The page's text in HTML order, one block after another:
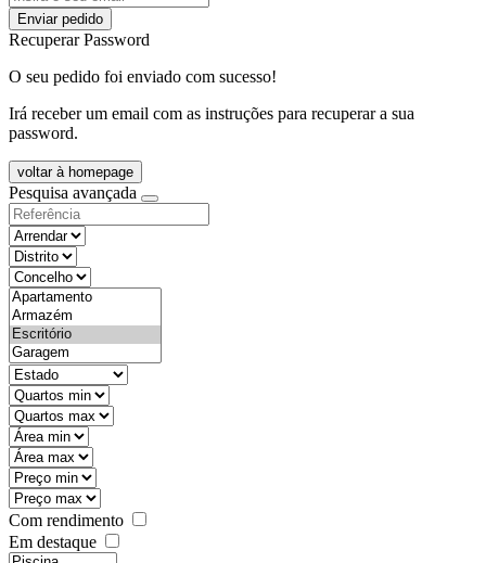
Enviar pedido
Recuperar Password
O seu pedido foi enviado com sucesso!
Irá receber um email com as instruções para recuperar a sua
password.
voltar à homepage
Pesquisa avançada
objective
districtId
countyId
types
state
mintypo
maxtypo
minarea
maxarea
minprice
maxprice
Com rendimento
Em destaque